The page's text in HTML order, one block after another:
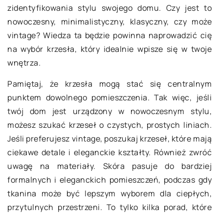
zidentyfikowania stylu swojego domu. Czy jest to
nowoczesny, minimalistyczny, klasyczny, czy może
vintage? Wiedza ta będzie powinna naprowadzić cię
na wybór krzesła, który idealnie wpisze się w twoje
wnętrza.
Pamiętaj, że krzesła mogą stać się centralnym
punktem dowolnego pomieszczenia. Tak więc, jeśli
twój dom jest urządzony w nowoczesnym stylu,
możesz szukać krzeseł o czystych, prostych liniach.
Jeśli preferujesz vintage, poszukaj krzeseł, które mają
ciekawe detale i eleganckie kształty. Również zwróć
uwagę na materiały. Skóra pasuje do bardziej
formalnych i eleganckich pomieszczeń, podczas gdy
tkanina może być lepszym wyborem dla ciepłych,
przytulnych przestrzeni. To tylko kilka porad, które